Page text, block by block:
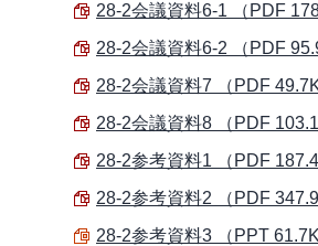
28-2会議資料6-1 （PDF
28-2会議資料6-2 （PDF
28-2会議資料7 （PDF
28-2会議資料8 （PDF
28-2参考資料1 （PDF
28-2参考資料2 （PDF
28-2参考資料3 （PPT